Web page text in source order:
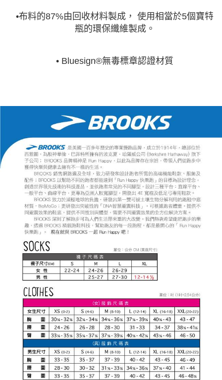
•布料的87%由回收材料製成， 使用相當於5個寶特
瓶的環保纖維製成。
• Bluesign®無毒標章認證材質